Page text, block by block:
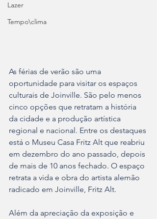
Lazer
Tempo\clima
As férias de verão são uma
oportunidade para visitar os espaços
culturais de Joinville. São pelo menos
cinco opções que retratam a história
da cidade e a produção artística
regional e nacional. Entre os destaques
está o Museu Casa Fritz Alt que reabriu
em dezembro do ano passado, depois
de mais de 10 anos fechado. O espaço
retrata a vida e obra do artista alemão
radicado em Joinville, Fritz Alt.
Além da apreciação da exposição e